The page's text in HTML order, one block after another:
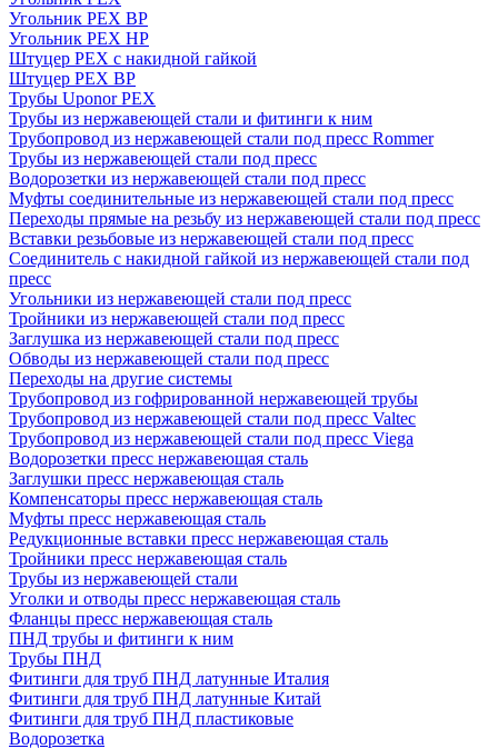
Угольник PEX ВР
Угольник PEX НР
Штуцер PEX c накидной гайкой
Штуцер PEX ВР
Трубы Uponor PEX
Трубы из нержавеющей стали и фитинги к ним
Трубопровод из нержавеющей стали под пресс Rommer
Трубы из нержавеющей стали под пресс
Водорозетки из нержавеющей стали под пресс
Муфты соединительные из нержавеющей стали под пресс
Переходы прямые на резьбу из нержавеющей стали под пресс
Вставки резьбовые из нержавеющей стали под пресс
Соединитель с накидной гайкой из нержавеющей стали под
пресс
Угольники из нержавеющей стали под пресс
Тройники из нержавеющей стали под пресс
Заглушка из нержавеющей стали под пресс
Обводы из нержавеющей стали под пресс
Переходы на другие системы
Трубопровод из гофрированной нержавеющей трубы
Трубопровод из нержавеющей стали под пресс Valtec
Трубопровод из нержавеющей стали под пресс Viega
Водорозетки пресс нержавеющая сталь
Заглушки пресс нержавеющая сталь
Компенсаторы пресс нержавеющая сталь
Муфты пресс нержавеющая сталь
Редукционные вставки пресс нержавеющая сталь
Тройники пресс нержавеющая сталь
Трубы из нержавеющей стали
Уголки и отводы пресс нержавеющая сталь
Фланцы пресс нержавеющая сталь
ПНД трубы и фитинги к ним
Трубы ПНД
Фитинги для труб ПНД латунные Италия
Фитинги для труб ПНД латунные Китай
Фитинги для труб ПНД пластиковые
Водорозетка